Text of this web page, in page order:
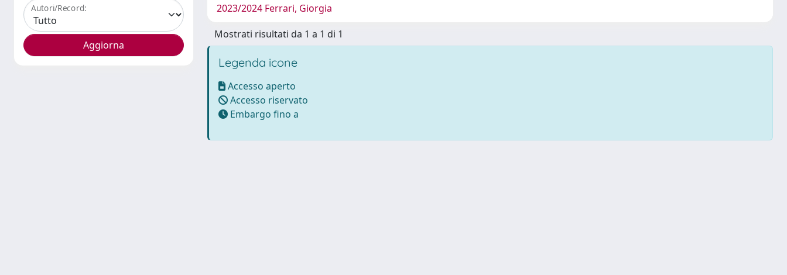
Autori/Record:
2023/2024 Ferrari, Giorgia
Mostrati risultati da 1 a 1 di 1
Legenda icone
Accesso aperto
Accesso riservato
Embargo fino a